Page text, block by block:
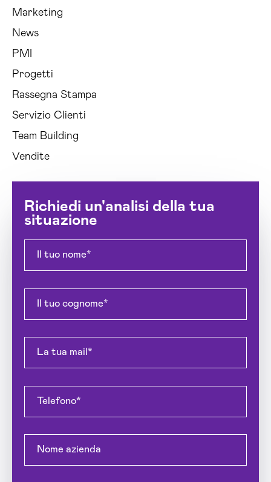
Marketing
News
PMI
Progetti
Rassegna Stampa
Servizio Clienti
Team Building
Vendite
Richiedi un'analisi della tua
situazione